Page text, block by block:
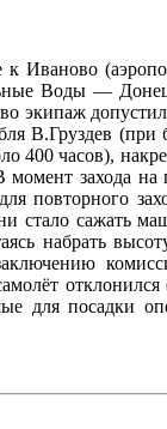
к Иваново
Воды —
экипаж
В.Груздев
400 часов),
захода на
повторного
стало сажать
набрать
отклонился
для посадки